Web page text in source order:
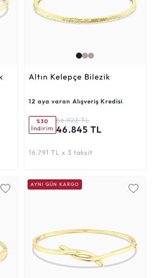
Altın Kelepçe Bilezik
12 aya varan Alışveriş Kredisi
%30
İndirim
66.922 TL
46.845 TL
16.791 TL x 3 taksit
AYNI GÜN KARGO